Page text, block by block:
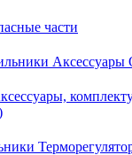
части
Аксессуары